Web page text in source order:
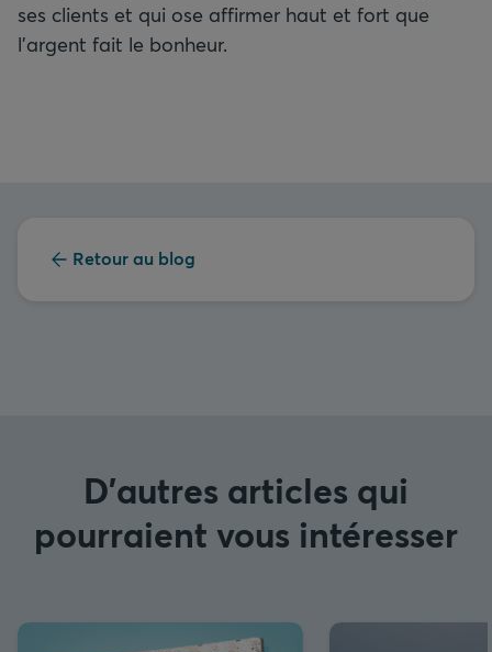
ses clients et qui ose affirmer haut et fort que
l’argent fait le bonheur.
Retour au blog
D'autres articles qui
pourraient vous intéresser